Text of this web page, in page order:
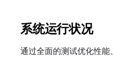
系统运行状况
通过全面的测试优化性能